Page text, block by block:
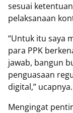
sesuai
pelaksanaan
“Untuk itu saya
para PPK
jawab, bangun
penguasaan
digital,” ucapnya.
Mengingat